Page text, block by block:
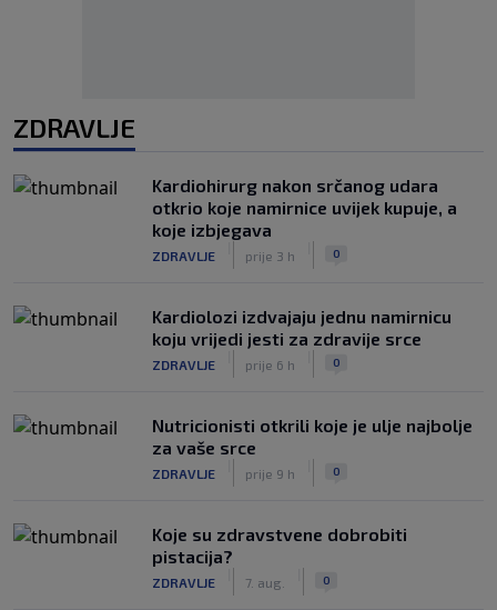
ZDRAVLJE
Kardiohirurg nakon srčanog udara
otkrio koje namirnice uvijek kupuje, a
koje izbjegava
ZDRAVLJE prije 3 h 0
Kardiolozi izdvajaju jednu namirnicu
koju vrijedi jesti za zdravije srce
ZDRAVLJE prije 6 h 0
Nutricionisti otkrili koje je ulje najbolje
za vaše srce
ZDRAVLJE prije 9 h 0
Koje su zdravstvene dobrobiti
pistacija?
ZDRAVLJE 7. aug. 0